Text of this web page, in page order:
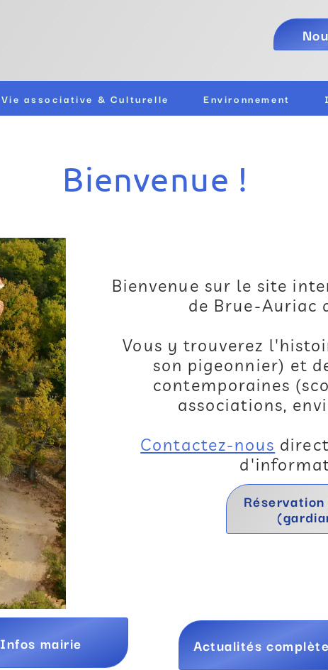
Vie associative & Culturelle Environnement
Bienvenue !
Bienvenue sur le site
de Brue-Auriac
Vous y trouverez
son pigeonnier) et
contemporaines
associations,
Contactez-nous
Infos mairie Actualités